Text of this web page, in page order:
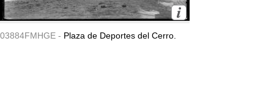
03884FMHGE - Plaza de Deportes del Cerro.